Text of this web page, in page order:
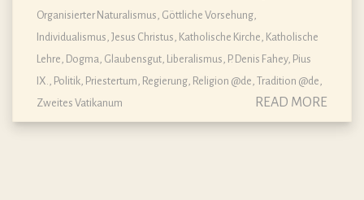
Organisierter Naturalismus Göttliche Vorsehung
Individualismus Jesus Christus Katholische Kirche Katholische
Lehre, Dogma, Glaubensgut Liberalismus P. Denis Fahey, Pius
IX.
Politik Priestertum Regierung Religion @de Tradition @de
Zweites Vatikanum
READ MORE